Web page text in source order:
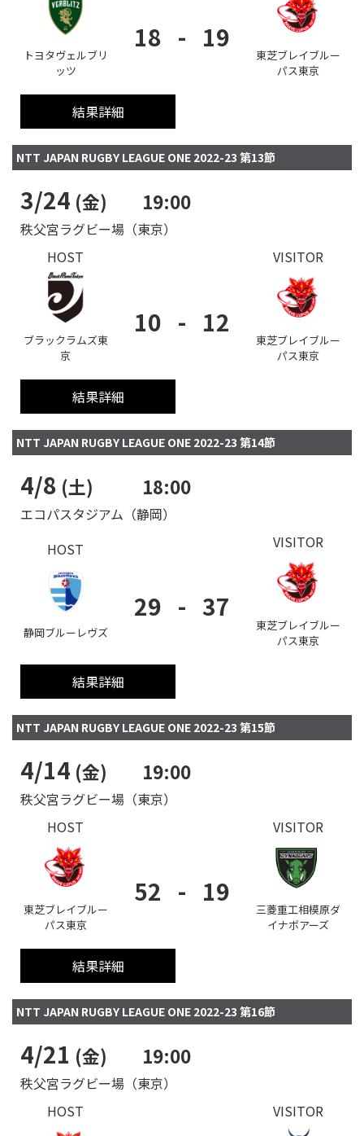
トヨタヴェルブリ
ッツ
18 - 19
東芝ブレイブルー
パス東京
結果詳細
NTT JAPAN RUGBY LEAGUE ONE 2022-23 第13節
3/24 (金) 19:00
秩父宮ラグビー場（東京）
HOST
ブラックラムズ東
京
10 - 12
VISITOR
東芝ブレイブルー
パス東京
結果詳細
NTT JAPAN RUGBY LEAGUE ONE 2022-23 第14節
4/8 (土) 18:00
エコパスタジアム（静岡）
HOST
静岡ブルーレヴズ
29 - 37
VISITOR
東芝ブレイブルー
パス東京
結果詳細
NTT JAPAN RUGBY LEAGUE ONE 2022-23 第15節
4/14 (金) 19:00
秩父宮ラグビー場（東京）
HOST
東芝ブレイブルー
パス東京
52 - 19
VISITOR
三菱重工相模原ダ
イナボアーズ
結果詳細
NTT JAPAN RUGBY LEAGUE ONE 2022-23 第16節
4/21 (金) 19:00
秩父宮ラグビー場（東京）
HOST
VISITOR